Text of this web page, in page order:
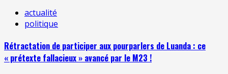
actualité
politique
Rétractation de participer aux pourparlers de Luanda : ce
« prétexte fallacieux » avancé par le M23 !